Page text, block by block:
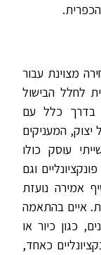
מצוינת עבור
לחלל הבישול
בדרך כלל עם
המעניקים
עוסק כולו
וגם
אמירה נועזת
איים בהתאמה
כגון כיור או
כאחד,